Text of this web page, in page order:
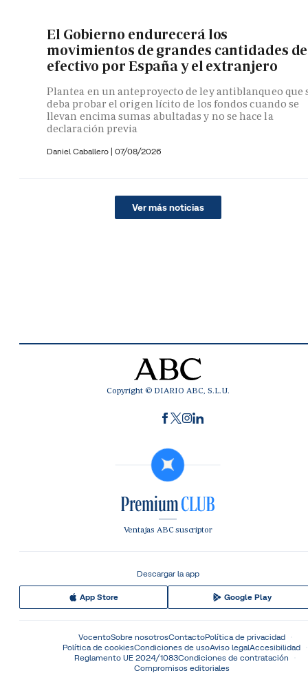
El Gobierno endurecerá los
movimientos de grandes cantidades de
efectivo por España y el extranjero
Plantea en un anteproyecto de ley antiblanqueo que
deba probar el origen lícito de los fondos cuando se
llevan encima sumas abultadas y no se hace la
declaración previa
Daniel Caballero | 07/08/2026
Ver más noticias
Copyright © DIARIO ABC, S.L.U.
Ventajas ABC suscriptor
Descargar la app
App Store Google Play
VocentoSobre nosotrosContactoPolítica de privacidad
Política de cookiesCondiciones de usoAviso legalAccesibilidad
Reglamento UE 2024/1083Condiciones de contratación
Compromisos editoriales